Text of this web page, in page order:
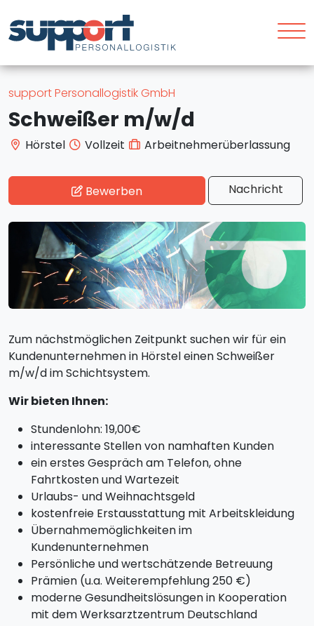
support Personallogistik GmbH
Schweißer m/w/d
Hörstel Vollzeit Arbeitnehmerüberlassung
Bewerben Nachricht
Zum nächstmöglichen Zeitpunkt suchen wir für ein
Kundenunternehmen in Hörstel einen Schweißer
m/w/d im Schichtsystem.
Wir bieten Ihnen:
Stundenlohn: 19,00€
interessante Stellen von namhaften Kunden
ein erstes Gespräch am Telefon, ohne
Fahrtkosten und Wartezeit
Urlaubs- und Weihnachtsgeld
kostenfreie Erstausstattung mit Arbeitskleidung
Übernahmemöglichkeiten im
Kundenunternehmen
Persönliche und wertschätzende Betreuung
Prämien (u.a. Weiterempfehlung 250 €)
moderne Gesundheitslösungen in Kooperation
mit dem Werksarztzentrum Deutschland